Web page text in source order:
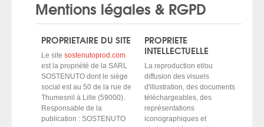
ARTISTES
La lune en plein jour
Toute une vie sans se voir
Quelques mots d'amour, en rappels
Mentions légales & RGPD
PROPRIETAIRE DU SITE
Le site sostenutoprod.com
est la propriété de la SARL
SOSTENUTO dont le siège
social est au 50 de la rue de
Thumesnil à Lille (59000).
Responsable de la
publication : SOSTENUTO
PROPRIETE
INTELLECTUELLE
La reproduction et/ou
diffusion des visuels
d'illustration, des documents
téléchargeables, des
représentations
iconographiques et